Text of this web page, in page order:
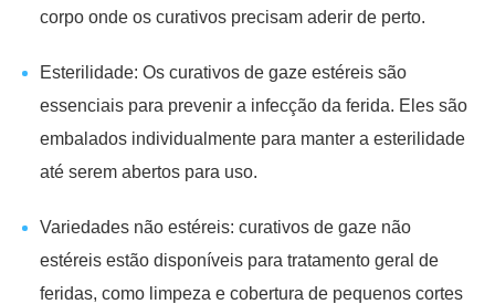
corpo onde os curativos precisam aderir de perto.
Esterilidade: Os curativos de gaze estéreis são
essenciais para prevenir a infecção da ferida. Eles são
embalados individualmente para manter a esterilidade
até serem abertos para uso.
Variedades não estéreis: curativos de gaze não
estéreis estão disponíveis para tratamento geral de
feridas, como limpeza e cobertura de pequenos cortes